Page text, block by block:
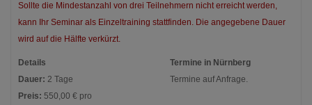
Sollte die Mindestanzahl von drei Teilnehmern nicht erreicht werden,
kann Ihr Seminar als Einzeltraining stattfinden. Die angegebene Dauer
wird auf die Hälfte verkürzt.
Details
Dauer: 2 Tage
Preis: 550,00 € pro
Termine in Nürnberg
Termine auf Anfrage.